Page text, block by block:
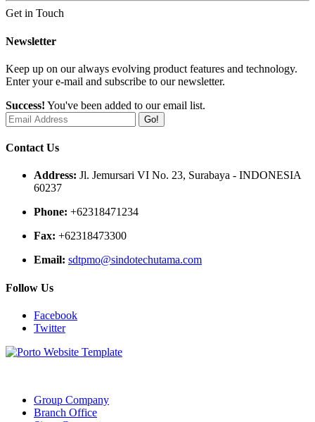
Get in Touch
Newsletter
Keep up on our always evolving product features and technology.
Enter your e-mail and subscribe to our newsletter.
Success! You've been added to our email list.
Go!
Contact Us
Address: Jl. Jemursari VI No. 23, Surabaya - INDONESIA
60237
Phone: +62318471234
Fax: +62318473300
Email: sdtpmo@sindotechutama.com
Follow Us
Facebook
Twitter
Group Company
Branch Office